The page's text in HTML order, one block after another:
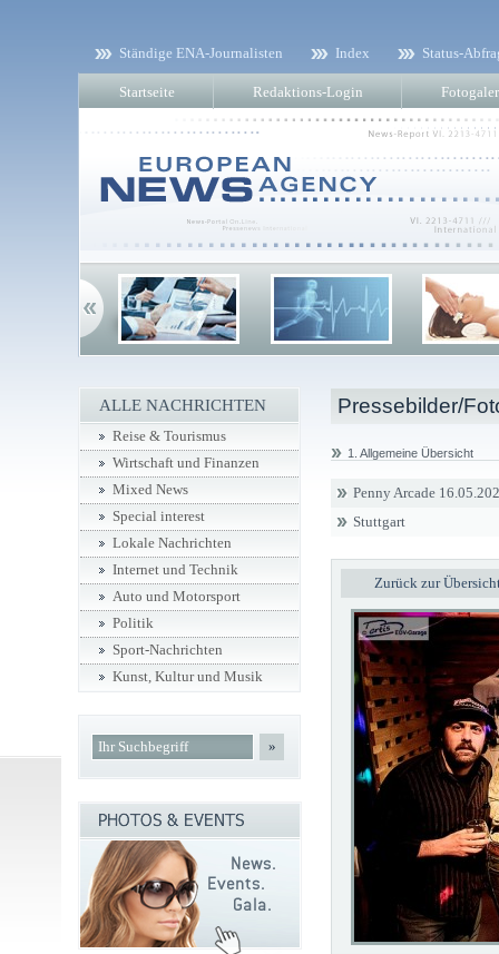
Ständige ENA-Journalisten Index Status-
Startseite Redaktions-Login
Pressebilder/
1. Allgemeine Übersicht
Penny Arcade
Stuttgart
Zurück zur
ALLE NACHRICHTEN
Reise & Tourismus
Wirtschaft und Finanzen
Mixed News
Special interest
Lokale Nachrichten
Internet und Technik
Auto und Motorsport
Politik
Sport-Nachrichten
Kunst, Kultur und Musik
»